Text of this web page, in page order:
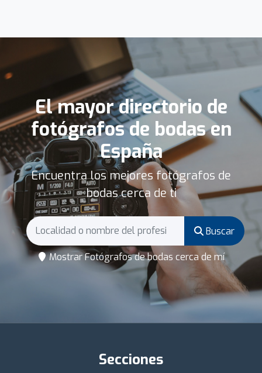
El mayor directorio de
fotógrafos de bodas en
España
Encuentra los mejores fotógrafos de
bodas cerca de ti
Buscar
Mostrar Fotógrafos de bodas cerca de mí
Secciones